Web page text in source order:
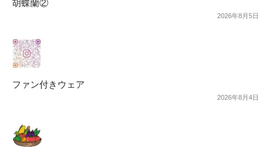
胡蝶蘭②
2026年8月5日
ファン付きウェア
2026年8月4日